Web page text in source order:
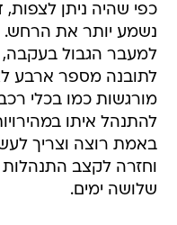
כפי שהיה ניתן לצפות,
נשמע יותר את הרחש.
למעבר הגבול בעקבה,
לתובנה מספר ארבע
מורגשות כמו בכלי
להתנהל איתו
באמת רוצה וצריך
וחזרה לקצב
שלושה ימים.